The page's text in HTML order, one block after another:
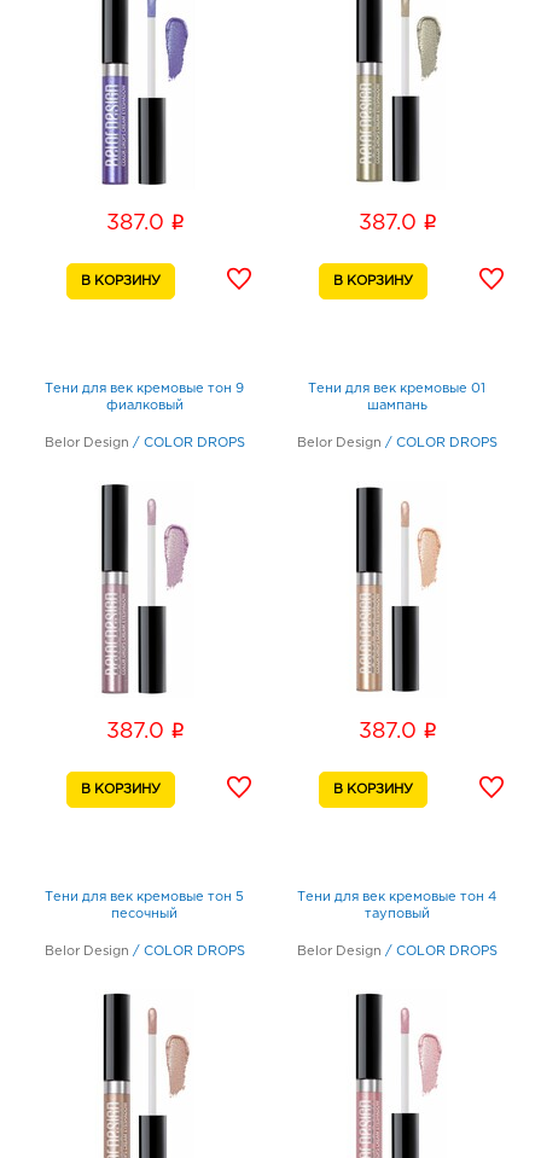
387.0 i 387.0 i
Тени для век кремовые тон 9
фиалковый
Belor Design / COLOR DROPS
387.0 i
Тени для век кремовые 01
шампань
Belor Design / COLOR DROPS
387.0 i
Тени для век кремовые тон 5
песочный
Belor Design / COLOR DROPS
Тени для век кремовые тон 4
тауповый
Belor Design / COLOR DROPS